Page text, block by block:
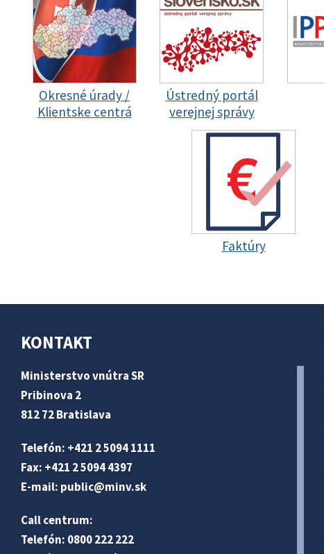
Okresné úrady /
Klientske centrá
Ústredný portál
verejnej správy
Faktúry
KONTAKT
Ministerstvo vnútra SR
Pribinova 2
812 72 Bratislava
Telefón: +421 2 5094 1111
Fax: +421 2 5094 4397
E-mail: public@minv.sk
Call centrum:
Telefón: 0800 222 222